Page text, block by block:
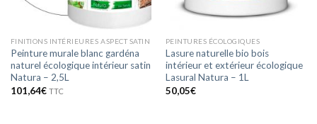
FINITIONS INTÉRIEURES ASPECT SATIN
Peinture murale blanc gardéna
naturel écologique intérieur satin
Natura – 2,5L
101,64€ TTC
PEINTURES ÉCOLOGIQUES
Lasure naturelle bio bois
intérieur et extérieur écologique
Lasural Natura – 1L
50,05€